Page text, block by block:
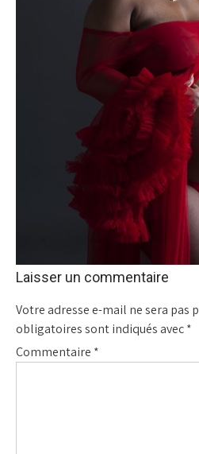
Laisser un commentaire
Votre adresse e-mail ne sera pas
obligatoires sont indiqués avec*
Commentaire *